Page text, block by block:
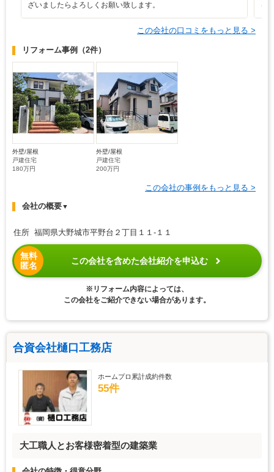
ざいましたらよろしくお願い致します。
る
この会社の口コミをもっと見る >
リフォーム事例 （2件）
外壁/屋根
戸建住宅
180万円
外壁/屋根
戸建住宅
200万円
この会社の事例をもっと見る >
会社の概要▼
住所 福岡県大野城市平野台２丁目１１-１１
無料
匿名
この会社を含めた会社紹介を申込む
※リフォーム内容によっては、
この会社をご紹介できない場合があります。
合資会社樋口工務店
ホームプロ累計成約件数
55件
大工職人とお客様密着型の建築業